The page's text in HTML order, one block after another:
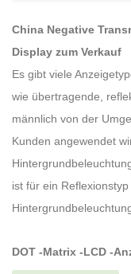
China Negative
Display zum Verkauf
Es gibt viele
wie übertragende,
männlich von der
Kunden angewendet
ist für ein
DOT -Matrix -LCD -